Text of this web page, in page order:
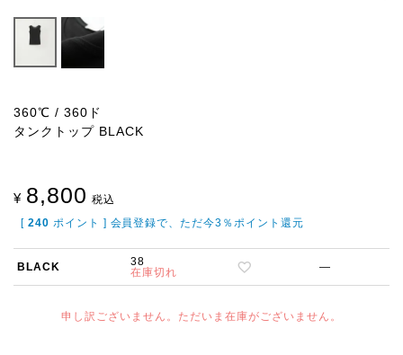
360℃ / 360ド
タンクトップ BLACK
¥ 8,800 税込
[ 240 ポイント ] 会員登録で、ただ今3％ポイント還元
BLACK
38
在庫切れ
—
申し訳ございません。ただいま在庫がございません。